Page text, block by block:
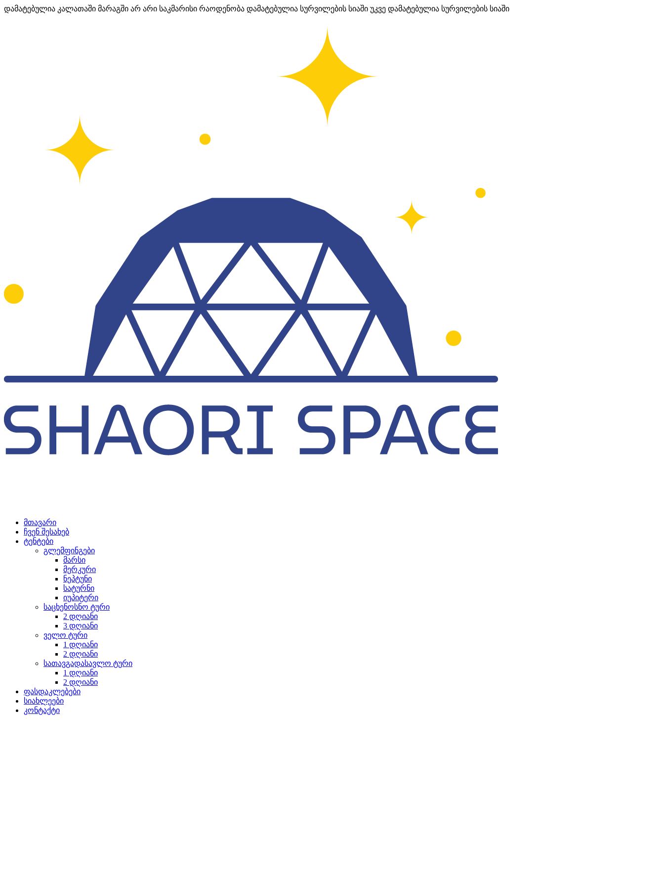
დამატებულია კალათაში მარაგში არ არი საკმარისი რაოდენობა დამატებულია სურვილების სიაში უკვე დამატებულია სურვილების სიაში
მთავარი
ჩვენ შესახებ
ტენტები
გლემფინგები
მარსი
მერკური
ნეპტუნი
სატურნი
იუპიტერი
საცხენოსნო ტური
2 დღიანი
3 დღიანი
ველო ტური
1 დღიანი
2 დღიანი
სათავგადასავლო ტური
1 დღიანი
2 დღიანი
ფასდაკლებები
სიახლეები
კონტაქტი